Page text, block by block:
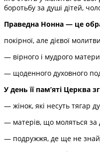
боротьбу за душі дітей,
Праведна Нонна — це
покірної, але дієвої
— вірного і мудрого
— щоденного духовного
У день її пам’яті Церква
— жінок, які несуть тягар
— матерів, що моляться за
— подружжя, де ще не